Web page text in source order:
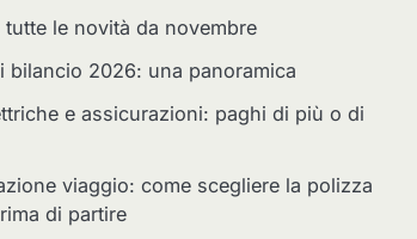
tutte le novità da novembre
bilancio 2026: una panoramica
e assicurazioni: paghi di più o di
viaggio: come scegliere la polizza
di partire